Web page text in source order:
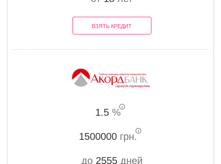
ВЗЯТЬ КРЕДИТ
1.5 %
1500000 грн.
до 2555дней